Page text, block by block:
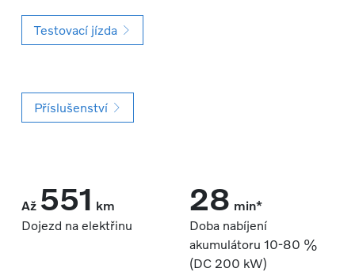
Testovací jízda
Příslušenství
Až 551 km
Dojezd na elektřinu
28 min*
Doba nabíjení
akumulátoru 10‑80 %
(DC 200 kW)